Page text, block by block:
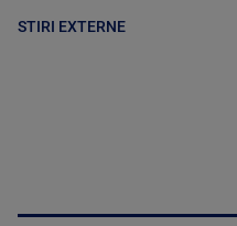
STIRI EXTERNE